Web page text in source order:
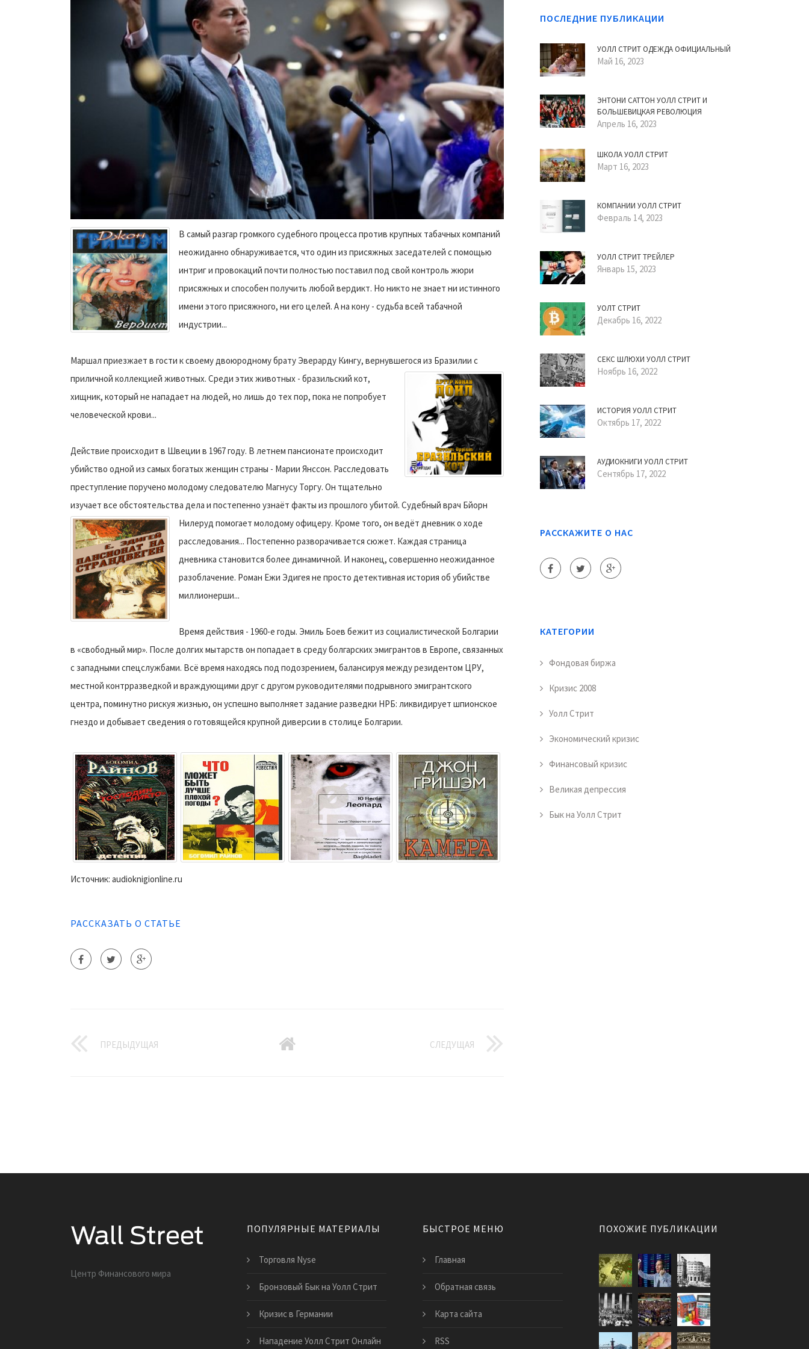
В самый разгар громкого судебного процесса против крупных табачных компаний
неожиданно обнаруживается, что один из присяжных заседателей с помощью
интриг и провокаций почти полностью поставил под свой контроль жюри
присяжных и способен получить любой вердикт. Но никто не знает ни истинного
имени этого присяжного, ни его целей. А на кону - судьба всей табачной
индустрии...
Маршал приезжает в гости к своему двоюродному брату Эверарду Кингу, вернувшегося из Бразилии с
приличной коллекцией животных. Среди этих животных - бразильский кот,
хищник, который не нападает на людей, но лишь до тех пор, пока не попробует
человеческой крови...
Действие происходит в Швеции в 1967 году. В летнем пансионате происходит
убийство одной из самых богатых женщин страны - Марии Янссон. Расследовать
преступление поручено молодому следователю Магнусу Торгу. Он тщательно
изучает все обстоятельства дела и постепенно узнаёт факты из прошлого убитой. Судебный врач Бйорн
Нилеруд помогает молодому офицеру. Кроме того, он ведёт дневник о ходе
расследования... Постепенно разворачивается сюжет. Каждая страница
дневника становится более динамичной. И наконец, совершенно неожиданное
разоблачение. Роман Ежи Эдигея не просто детективная история об убийстве
миллионерши...
Время действия - 1960-е годы. Эмиль Боев бежит из социалистической Болгарии
в «свободный мир». После долгих мытарств он попадает в среду болгарских эмигрантов в Европе, связанных
с западными спецслужбами. Всё время находясь под подозрением, балансируя между резидентом ЦРУ,
местной контрразведкой и враждующими друг с другом руководителями подрывного эмигрантского
центра, поминутно рискуя жизнью, он успешно выполняет задание разведки НРБ: ликвидирует шпионское
гнездо и добывает сведения о готовящейся крупной диверсии в столице Болгарии.
Источник: audioknigionline.ru
РАССКАЗАТЬ О СТАТЬЕ
ПРЕДЫДУЩАЯ СЛЕДУЩАЯ
ПОСЛЕДНИЕ ПУБЛИКАЦИИ
УОЛЛ СТРИТ ОДЕЖДА ОФИЦИАЛЬНЫЙ
Май 16, 2023
ЭНТОНИ САТТОН УОЛЛ СТРИТ И
БОЛЬШЕВИЦКАЯ РЕВОЛЮЦИЯ
Апрель 16, 2023
ШКОЛА УОЛЛ СТРИТ
Март 16, 2023
КОМПАНИИ УОЛЛ СТРИТ
Февраль 14, 2023
УОЛЛ СТРИТ ТРЕЙЛЕР
Январь 15, 2023
УОЛТ СТРИТ
Декабрь 16, 2022
СЕКС ШЛЮХИ УОЛЛ СТРИТ
Ноябрь 16, 2022
ИСТОРИЯ УОЛЛ СТРИТ
Октябрь 17, 2022
АУДИОКНИГИ УОЛЛ СТРИТ
Сентябрь 17, 2022
РАССКАЖИТЕ О НАС
КАТЕГОРИИ
Фондовая биржа
Кризис 2008
Уолл Стрит
Экономический кризис
Финансовый кризис
Великая депрессия
Бык на Уолл Стрит
Центр Финансового мира
ПОПУЛЯРНЫЕ МАТЕРИАЛЫ
Торговля Nyse
Бронзовый Бык на Уолл Стрит
Кризис в Германии
Нападение Уолл Стрит Онлайн
БЫСТРОЕ МЕНЮ
Главная
Обратная связь
Карта сайта
RSS
ПОХОЖИЕ ПУБЛИКАЦИИ